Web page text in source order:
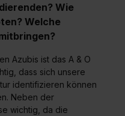
Wie
Welche
Azubis ist das A & O
dass sich unsere
identifizieren können
Neben der
wichtig, da die